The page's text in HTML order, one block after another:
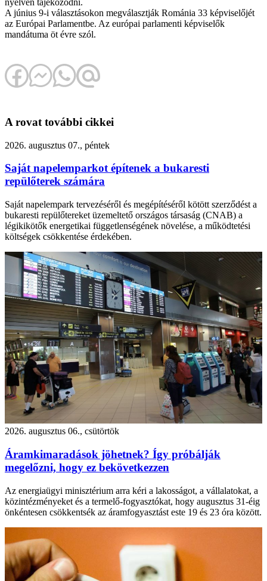
nyelven tájékozódni.
A június 9-i választásokon megválasztják Románia 33 képviselőjét
az Európai Parlamentbe. Az európai parlamenti képviselők
mandátuma öt évre szól.
A rovat további cikkei
2026. augusztus 07., péntek
Saját napelemparkot építenek a bukaresti
repülőterek számára
Saját napelempark tervezéséről és megépítéséről kötött szerződést a
bukaresti repülőtereket üzemeltető országos társaság (CNAB) a
légikikötők energetikai függetlenségének növelése, a működtetési
költségek csökkentése érdekében.
2026. augusztus 06., csütörtök
Áramkimaradások jöhetnek? Így próbálják
megelőzni, hogy ez bekövetkezzen
Az energiaügyi minisztérium arra kéri a lakosságot, a vállalatokat, a
közintézményeket és a termelő-fogyasztókat, hogy augusztus 31-éig
önkéntesen csökkentsék az áramfogyasztást este 19 és 23 óra között.